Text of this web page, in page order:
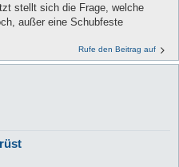
stellt sich die Frage, welche
außer eine Schubfeste
Rufe den Beitrag auf